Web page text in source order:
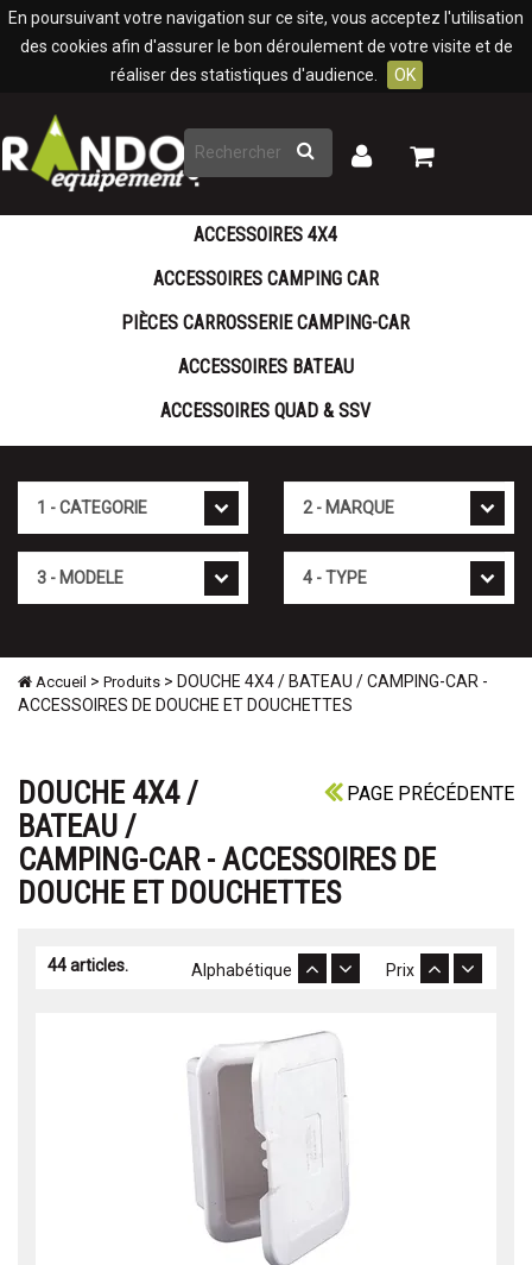
En poursuivant votre navigation sur ce site, vous acceptez l'utilisation
des cookies afin d'assurer le bon déroulement de votre visite et de
réaliser des statistiques d'audience.
OK
Rechercher
Mon
Mon
ACCESSOIRES 4X4
ACCESSOIRES CAMPING CAR
PIÈCES CARROSSERIE CAMPING-CAR
ACCESSOIRES BATEAU
ACCESSOIRES QUAD & SSV
Accueil > Produits > DOUCHE 4X4 / BATEAU / CAMPING-CAR -
ACCESSOIRES DE DOUCHE ET DOUCHETTES
PAGE PRÉCÉDENTE
DOUCHE 4X4 /
BATEAU /
CAMPING-CAR - ACCESSOIRES DE
DOUCHE ET DOUCHETTES
44 articles. Prix
Alphabétique
Panneau de gestion des cookies